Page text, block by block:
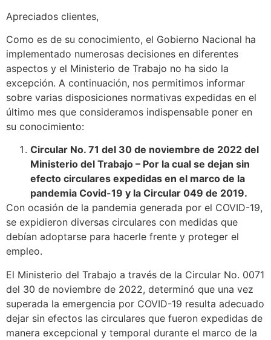
Apreciados clientes,
Como es de su conocimiento, el Gobierno Nacional ha
implementado numerosas decisiones en diferentes
aspectos y el Ministerio de Trabajo no ha sido la
excepción. A continuación, nos permitimos informar
sobre varias disposiciones normativas expedidas en el
último mes que consideramos indispensable poner en
su conocimiento:
Circular No. 71 del 30 de noviembre de 2022 del
Ministerio del Trabajo – Por la cual se dejan sin
efecto circulares expedidas en el marco de la
pandemia Covid-19 y la Circular 049 de 2019.
Con ocasión de la pandemia generada por el COVID-19,
se expidieron diversas circulares con medidas que
debían adoptarse para hacerle frente y proteger el
empleo.
El Ministerio del Trabajo a través de la Circular No. 0071
del 30 de noviembre de 2022, determinó que una vez
superada la emergencia por COVID-19 resulta adecuado
dejar sin efectos las circulares que fueron expedidas de
manera excepcional y temporal durante el marco de la